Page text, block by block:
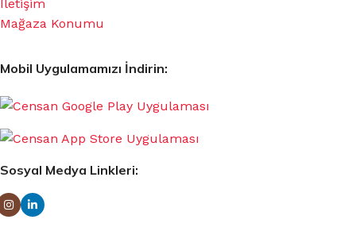
İletişim
Mağaza Konumu
Mobil Uygulamamızı İndirin:
Sosyal Medya Linkleri: